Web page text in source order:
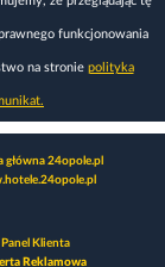
funkcjonowania
na stronie polityka
główna 24opole.pl
Panel Klienta
Reklamowa